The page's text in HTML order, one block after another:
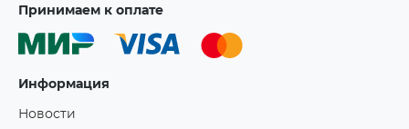
Принимаем к оплате
Информация
Новости